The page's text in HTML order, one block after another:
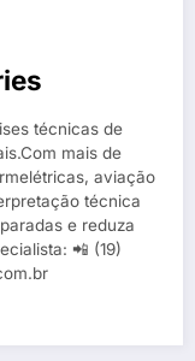
técnicas de
mais de
aviação
técnica
e reduza
📲 (19)